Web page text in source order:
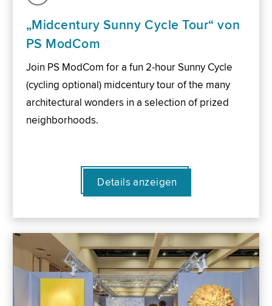
„Midcentury Sunny Cycle Tour“ von
PS ModCom
Join PS ModCom for a fun 2-hour Sunny Cycle
(cycling optional) midcentury tour of the many
architectural wonders in a selection of prized
neighborhoods.
Details anzeigen